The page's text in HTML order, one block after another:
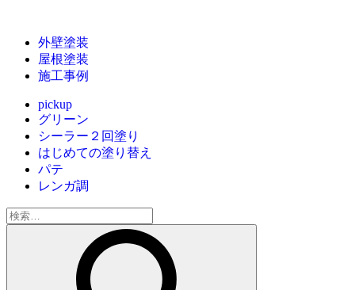
外壁塗装
屋根塗装
施工事例
pickup
グリーン
シーラー２回塗り
はじめての塗り替え
パテ
レンガ調
検
索: